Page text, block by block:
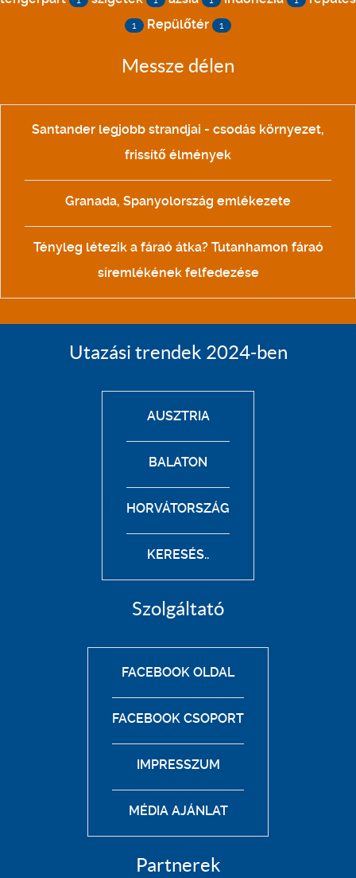
1 Repülőtér 1
Messze délen
Santander legjobb strandjai - csodás környezet,
frissítő élmények
Granada, Spanyolország emlékezete
Tényleg létezik a fáraó átka? Tutanhamon fáraó
síremlékének felfedezése
Utazási trendek 2024-ben
AUSZTRIA
BALATON
HORVÁTORSZÁG
KERESÉS..
Szolgáltató
FACEBOOK OLDAL
FACEBOOK CSOPORT
IMPRESSZUM
MÉDIA AJÁNLAT
Partnerek